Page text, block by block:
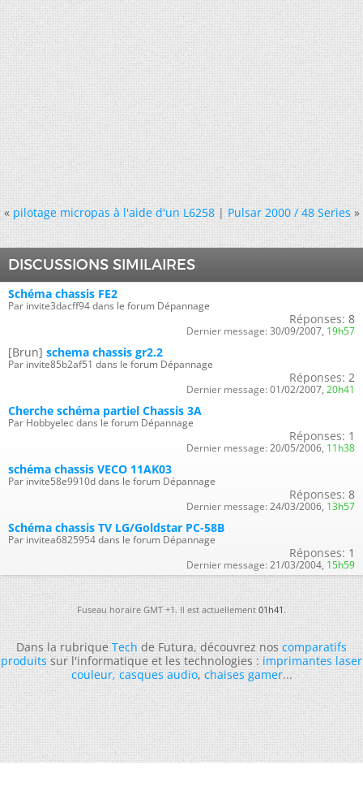
« pilotage micropas à l'aide d'un L6258|Pulsar 2000 / 48 Series »
DISCUSSIONS SIMILAIRES
Schéma chassis FE2
Par invite3dacff94 dans le forum Dépannage
Réponses: 8
Dernier message: 30/09/2007, 19h57
[Brun] schema chassis gr2.2
Par invite85b2af51 dans le forum Dépannage
Réponses: 2
Dernier message: 01/02/2007, 20h41
Cherche schéma partiel Chassis 3A
Par Hobbyelec dans le forum Dépannage
Réponses: 1
Dernier message: 20/05/2006, 11h38
schéma chassis VECO 11AK03
Par invite58e9910d dans le forum Dépannage
Réponses: 8
Dernier message: 24/03/2006, 13h57
Schéma chassis TV LG/Goldstar PC-58B
Par invitea6825954 dans le forum Dépannage
Réponses: 1
Dernier message: 21/03/2004, 15h59
Fuseau horaire GMT +1. Il est actuellement01h41.
Dans la rubriqueTechde Futura, découvrez noscomparatifs
produitssur l'informatique et les technologies :imprimantes laser
couleur,casques audio,chaises gamer...